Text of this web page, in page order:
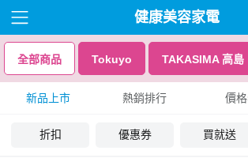
健康美容家電
全部商品 Tokuyo TAKASIMA 高島
新品上市 熱銷排行 價格
折扣 優惠券 買就送